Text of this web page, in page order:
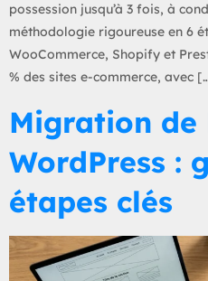
possession jusqu’à 3 fois, à
méthodologie rigoureuse en 6
WooCommerce, Shopify et
% des sites e-commerce, avec
Migration de
WordPress :
étapes clés